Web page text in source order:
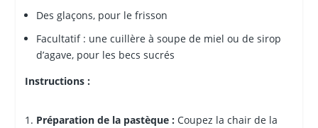
Des glaçons, pour le frisson
Facultatif : une cuillère à soupe de miel ou de sirop
d’agave, pour les becs sucrés
Instructions :
Préparation de la pastèque :Coupez la chair de la